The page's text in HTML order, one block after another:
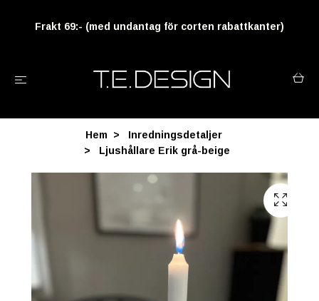
Frakt 69:- (med undantag för corten rabattkanter)
Hem
Inredningsdetaljer
Ljushållare Erik grå-beige